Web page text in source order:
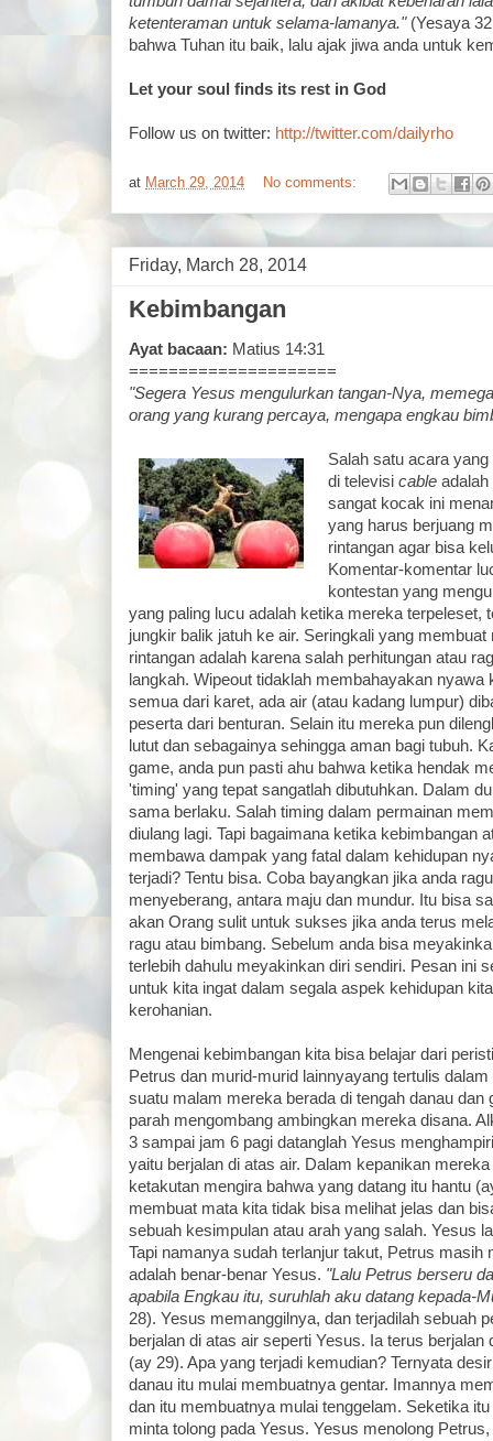
ketenteraman untuk selama-lamanya."(Yesaya
bahwa Tuhan itu baik, lalu ajak jiwa anda untuk
Let your soul finds its rest in God
Follow us on twitter: http://twitter.com/dailyrho
at March 29, 2014 No comments:
Friday, March 28, 2014
Kebimbangan
Ayat bacaan: Matius 14:31
=====================
"Segera Yesus mengulurkan tangan-Nya,
orang yang kurang percaya, mengapa engkau
Salah satu acara
di televisi cable adalah
sangat kocak ini
yang harus berjuang
rintangan agar bisa
Komentar-komentar
kontestan yang
yang paling lucu adalah ketika mereka terpeleset,
jungkir balik jatuh ke air. Seringkali yang
rintangan adalah karena salah perhitungan atau
langkah. Wipeout tidaklah membahayakan nyawa
semua dari karet, ada air (atau kadang lumpur)
peserta dari benturan. Selain itu mereka pun
lutut dan sebagainya sehingga aman bagi tubuh.
game, anda pun pasti ahu bahwa ketika hendak
'timing' yang tepat sangatlah dibutuhkan. Dalam
sama berlaku. Salah timing dalam permainan
diulang lagi. Tapi bagaimana ketika kebimbangan
membawa dampak yang fatal dalam kehidupan
terjadi? Tentu bisa. Coba bayangkan jika anda
menyeberang, antara maju dan mundur. Itu bisa
akan Orang sulit untuk sukses jika anda terus
ragu atau bimbang. Sebelum anda bisa
terlebih dahulu meyakinkan diri sendiri. Pesan ini
untuk kita ingat dalam segala aspek kehidupan
kerohanian.
Mengenai kebimbangan kita bisa belajar dari
Petrus dan murid-murid lainnyayang tertulis
suatu malam mereka berada di tengah danau dan
parah mengombang ambingkan mereka disana.
3 sampai jam 6 pagi datanglah Yesus
yaitu berjalan di atas air. Dalam kepanikan
ketakutan mengira bahwa yang datang itu hantu
membuat mata kita tidak bisa melihat jelas dan
sebuah kesimpulan atau arah yang salah. Yesus
Tapi namanya sudah terlanjur takut, Petrus masih
adalah benar-benar Yesus. "Lalu Petrus berseru
apabila Engkau itu, suruhlah aku datang kepada-
28). Yesus memanggilnya, dan terjadilah sebuah
berjalan di atas air seperti Yesus. Ia terus berjalan
(ay 29). Apa yang terjadi kemudian? Ternyata
danau itu mulai membuatnya gentar. Imannya
dan itu membuatnya mulai tenggelam. Seketika
minta tolong pada Yesus. Yesus menolong